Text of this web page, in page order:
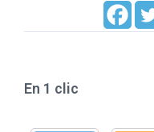
En 1 clic